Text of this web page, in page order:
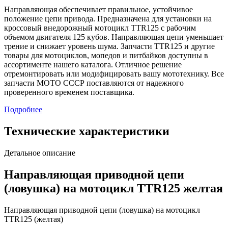
Направляющая обеспечивает правильное, устойчивое
положение цепи привода. Предназначена для установки на
кроссовый внедорожный мотоцикл TTR125 с рабочим
объемом двигателя 125 кубов. Направляющая цепи уменьшает
трение и снижает уровень шума. Запчасти TTR125 и другие
товары для мотоциклов, мопедов и питбайков доступны в
ассортименте нашего каталога. Отличное решение
отремонтировать или модифицировать вашу мототехнику. Все
запчасти МОТО СССР поставляются от надежного
проверенного временем поставщика.
Подробнее
Технические характеристики
Детальное описание
Направляющая приводной цепи
(ловушка) на мотоцикл TTR125 желтая
Направляющая приводной цепи (ловушка) на мотоцикл
TTR125 (желтая)